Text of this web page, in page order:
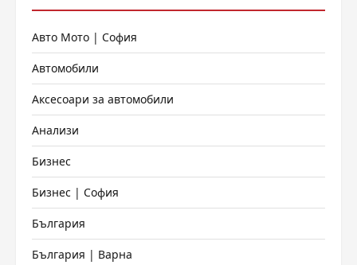
Авто Мото | София
Автомобили
Аксесоари за автомобили
Анализи
Бизнес
Бизнес | София
България
България | Варна